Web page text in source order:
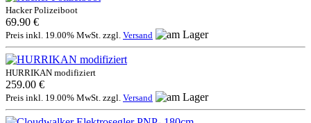
Hacker Polizeiboot
69.90 €
Preis inkl. 19.00% MwSt. zzgl. Versand
HURRIKAN modifiziert
259.00 €
Preis inkl. 19.00% MwSt. zzgl. Versand